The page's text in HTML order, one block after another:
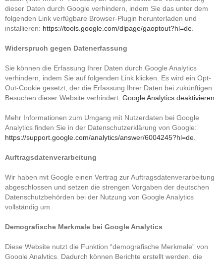
dieser Daten durch Google verhindern, indem Sie das unter dem
folgenden Link verfügbare Browser-Plugin herunterladen und
installieren: https://tools.google.com/dlpage/gaoptout?hl=de
Widerspruch gegen Datenerfassung
Sie können die Erfassung Ihrer Daten durch Google Analytics
verhindern, indem Sie auf folgenden Link klicken. Es wird ein Opt-
Out-Cookie gesetzt, der die Erfassung Ihrer Daten bei zukünftigen
Besuchen dieser Website verhindert: Google Analytics deaktivieren
Mehr Informationen zum Umgang mit Nutzerdaten bei Google
Analytics finden Sie in der Datenschutzerklärung von Google:
https://support.google.com/analytics/answer/6004245?hl=de
Auftragsdatenverarbeitung
Wir haben mit Google einen Vertrag zur Auftragsdatenverarbeitung
abgeschlossen und setzen die strengen Vorgaben der deutschen
Datenschutzbehörden bei der Nutzung von Google Analytics
vollständig um.
Demografische Merkmale bei Google Analytics
Diese Website nutzt die Funktion “demografische Merkmale” von
Google Analytics. Dadurch können Berichte erstellt werden, die